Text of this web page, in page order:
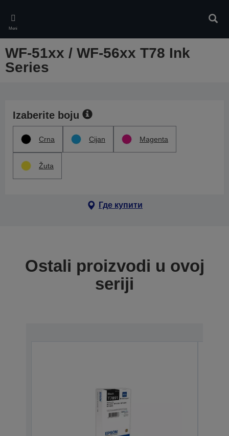
main
content
Meni
WF-51xx / WF-56xx T78 Ink
Series
Izaberite boju
Crna Cijan Magenta
Žuta
Где купити
Ostali proizvodi u ovoj
seriji